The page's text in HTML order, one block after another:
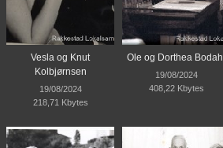
Vesla og Knut
Kolbjørnsen
19/08/2024
218,71 Kbytes
Ole og Dorthea Bodahl
19/08/2024
408,22 Kbytes